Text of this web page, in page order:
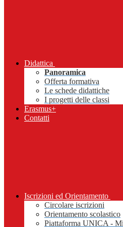
Didattica
Panoramica
Offerta formativa
Le schede didattiche
I progetti delle classi
Erasmus+
Contatti
Iscrizioni ed Orientamento
Circolare iscrizioni
Orientamento scolastico
Piattaforma UNICA -